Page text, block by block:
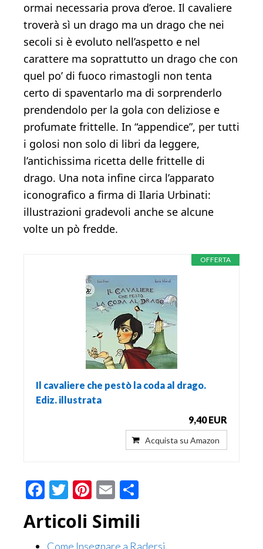
ormai necessaria prova d’eroe. Il cavaliere
troverà sì un drago ma un drago che nei
secoli si è evoluto nell’aspetto e nel
carattere ma soprattutto un drago che con
quel po’ di fuoco rimastogli non tenta
certo di spaventarlo ma di sorprenderlo
prendendolo per la gola con deliziose e
profumate frittelle. In “appendice”, per tutti
i golosi non solo di libri da leggere,
l’antichissima ricetta delle frittelle di
drago. Una nota infine circa l’apparato
iconografico a firma di Ilaria Urbinati:
illustrazioni gradevoli anche se alcune
volte un pò fredde.
OFFERTA
Il cavaliere che pestò la coda al drago.
Ediz. illustrata
9,40 EUR
Acquista su Amazon
Facebook
Twitter
Pinterest
Email
Articoli Simili
Come Insegnare a Radersi